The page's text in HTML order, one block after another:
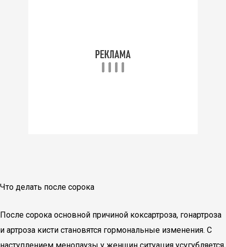
Что делать после сорока
После сорока основной причиной коксартроза, гонартроза
и артроза кисти становятся гормональные изменения. С